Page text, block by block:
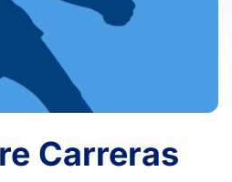
Carreras